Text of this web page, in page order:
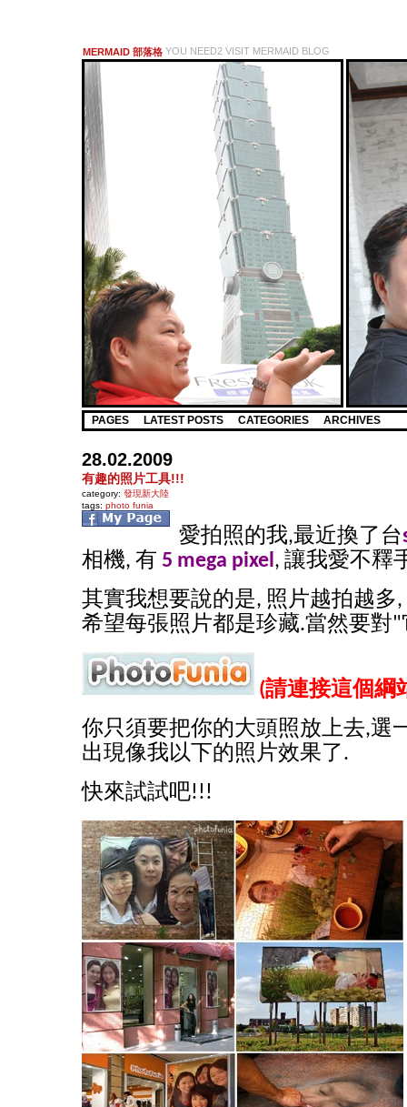
MERMAID 部落格 YOU NEED2 VISIT MERMAID BLOG
PAGES LATEST POSTS CATEGORIES ARCHIVES
28.02.2009
有趣的照片工具!!!
category: 發現新大陸
tags: photo funia
愛拍照的我,最近換了台
相機, 有 5 mega pixel, 讓我愛不釋
其實我想要說的是, 照片越拍越多
希望每張照片都是珍藏.當然要對
(請連接這個綱
你只須要把你的大頭照放上去,選
出現像我以下的照片效果了.
快來試試吧!!!